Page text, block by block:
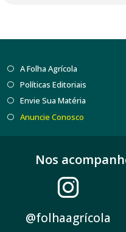
A Folha Agrícola
Políticas Editoriais
Envie Sua Matéria
Anuncie Conosco
Nos
@folhaagrícola